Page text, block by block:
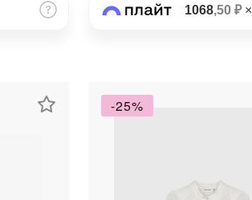
1068,50 ₽×
-25%